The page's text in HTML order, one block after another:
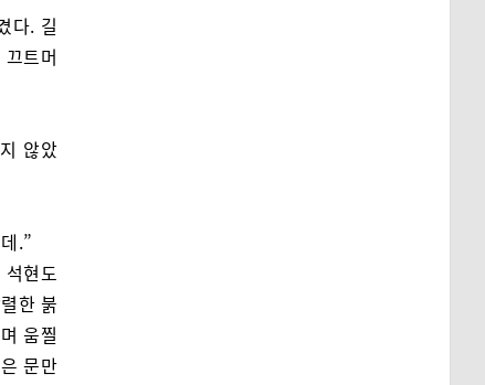
다. 길
트머
않았
.”
현도
한 붉
움찔
문만